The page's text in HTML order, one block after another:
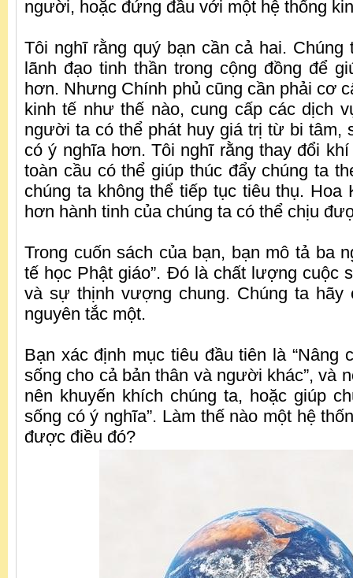
người, hoặc đứng đầu với một hệ thống
Tôi nghĩ rằng quý bạn cần cả hai.
lãnh đạo tinh thần trong cộng đồng để
hơn. Nhưng Chính phủ cũng cần phải cơ
kinh tế như thế nào, cung cấp các dịch
người ta có thể phát huy giá trị từ bi tâm,
có ý nghĩa hơn. Tôi nghĩ rằng thay đổi
toàn cầu có thể giúp thúc đẩy chúng ta
chúng ta không thể tiếp tục tiêu thụ. Hoa
hơn hành tinh của chúng ta có thể chịu
Trong cuốn sách của bạn, bạn mô tả ba
tế học Phật giáo”. Đó là chất lượng cuộc
và sự thịnh vượng chung. Chúng ta hãy
nguyên tắc một.
Bạn xác định mục tiêu đầu tiên là “Nâng
sống cho cả bản thân và người khác”, và
nên khuyến khích chúng ta, hoặc giúp
sống có ý nghĩa”. Làm thế nào một hệ
được điều đó?